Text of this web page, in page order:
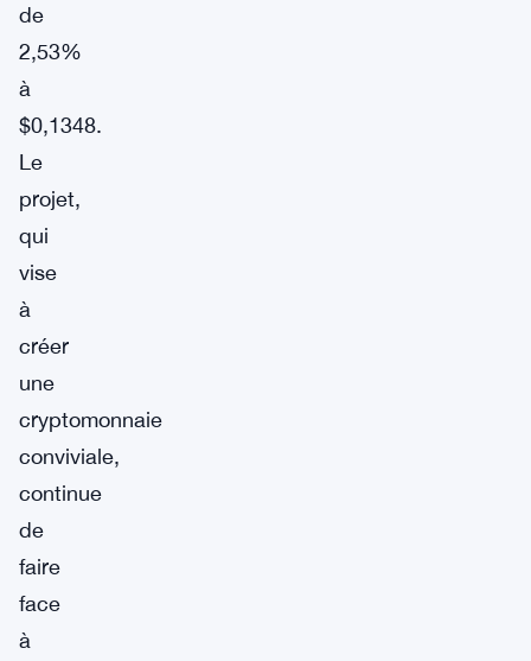
de
2,53%
à
$0,1348.
Le
projet,
qui
vise
à
créer
une
cryptomonnaie
conviviale,
continue
de
faire
face
à